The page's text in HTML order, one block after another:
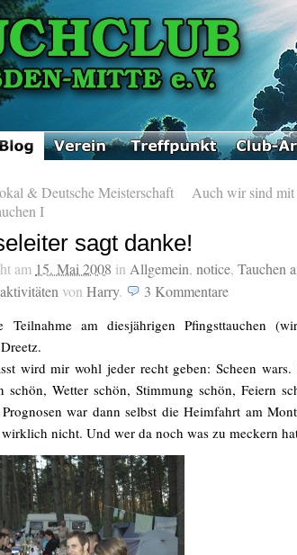
& Deutsche Meisterschaft
I
Auch wir sind
sagt danke!
am 15. Mai 2008 in Allgemein, notice, Tauchen
von Harry. 3 Kommentare
am diesjährigen Pfingsttauchen
wird mir wohl jeder recht geben: Scheen
schön, Wetter schön, Stimmung schön, Feiern
war dann selbst die Heimfahrt am
nicht. Und wer da noch was zu meckern